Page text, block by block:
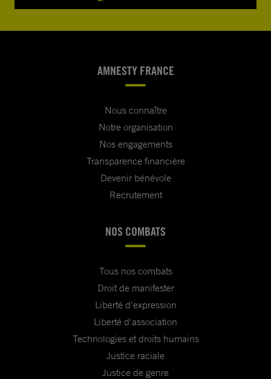
AMNESTY FRANCE
Nous connaître
Notre organisation
Nos engagements
Transparence financière
Devenir bénévole
Recrutement
NOS COMBATS
Tous nos combats
Droit de manifester
Liberté d'expression
Liberté d'association
Technologies et droits humains
Justice raciale
Justice de genre